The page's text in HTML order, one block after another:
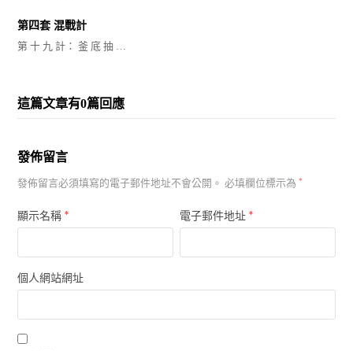
第四套 混戰計
第 十 九 計： 釜 底 抽 …
這篇文章有0篇回應
發佈留言
發佈留言必須填寫的電子郵件地址不會公開。 必填欄位標示為*
顯示名稱* 電子郵件地址*
個人網站網址